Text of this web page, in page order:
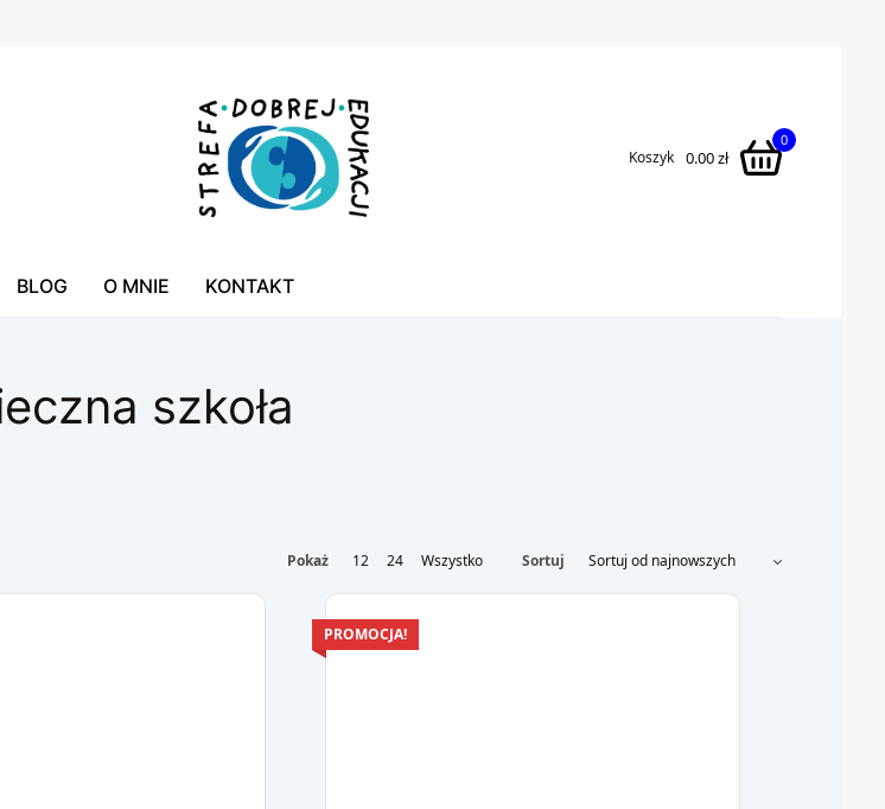
Koszyk 0.00zł
0
BLOG O MNIE KONTAKT
szkoła
Pokaż 12 24 Wszystko Sortuj
PROMOCJA!